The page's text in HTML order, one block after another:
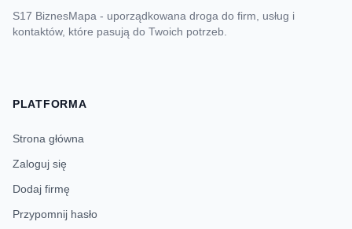
S17 BiznesMapa - uporządkowana droga do firm, usług i
kontaktów, które pasują do Twoich potrzeb.
PLATFORMA
Strona główna
Zaloguj się
Dodaj firmę
Przypomnij hasło